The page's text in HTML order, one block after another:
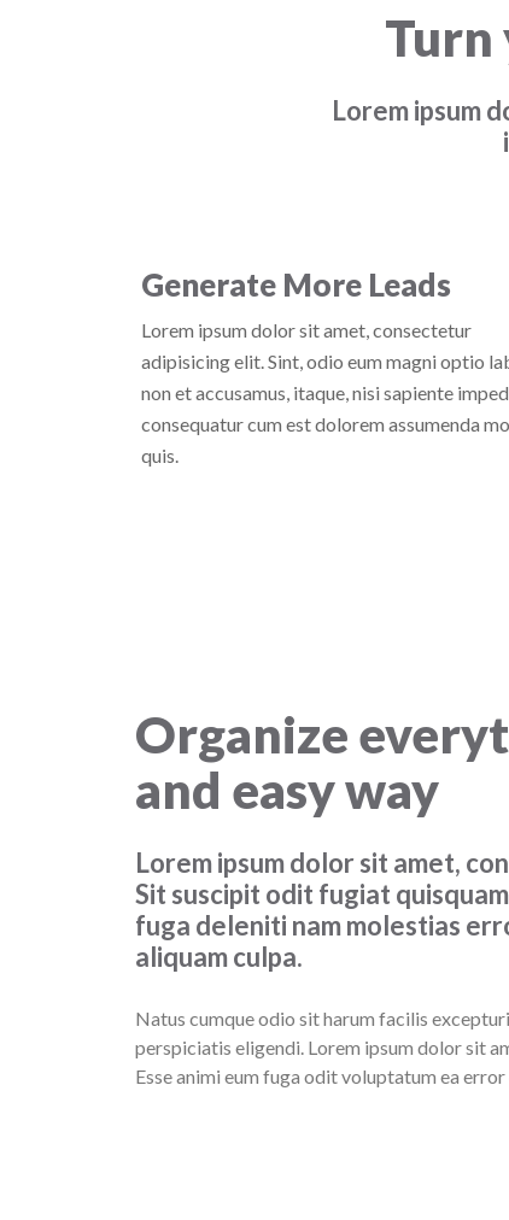
Turn
Lorem ipsum
Generate More Leads
Lorem ipsum dolor sit amet, consectetur
adipisicing elit. Sint, odio eum magni optio
non et accusamus, itaque, nisi sapiente
consequatur cum est dolorem assumenda
quis.
Organize
and easy way
Lorem ipsum dolor sit amet,
Sit suscipit odit fugiat
fuga deleniti nam molestias
aliquam culpa.
Natus cumque odio sit harum facilis
perspiciatis eligendi. Lorem ipsum dolor sit
Esse animi eum fuga odit voluptatum ea